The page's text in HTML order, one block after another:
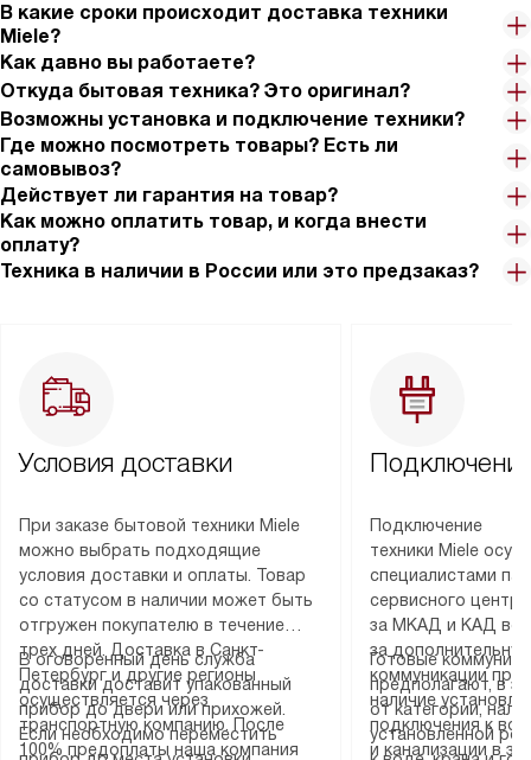
В какие сроки происходит доставка техники
Miele?
Как давно вы работаете?
Откуда бытовая техника? Это оригинал?
Возможны установка и подключение техники?
Где можно посмотреть товары? Есть ли
самовывоз?
Действует ли гарантия на товар?
Как можно оплатить товар, и когда внести
оплату?
Техника в наличии в России или это предзаказ?
Условия доставки
При заказе бытовой техники Miele
можно выбрать подходящие
условия доставки и оплаты. Товар
со статусом в наличии может быть
отгружен покупателю в течение
трех дней. Доставка в Санкт-
Петербург и другие регионы
осуществляется через
транспортную компанию. После
100% предоплаты наша компания
В оговоренный день служба
доставки доставит упакованный
прибор до двери или прихожей.
Если необходимо переместить
Подключение
техники Miele
специалистами
сервисного
за МКАД и КАД
за
коммуникации
наличие
подключения к
и канализации в
Готовые
предполагают, в
от категории,
установленной